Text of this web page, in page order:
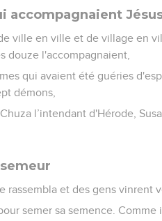
accompagnaient
ville en ville et de village en
douze l'accompagnaient,
qui avaient été guéries
démons,
l’intendant d'Hérode,
rassembla et des gens vinrent
semer sa semence.